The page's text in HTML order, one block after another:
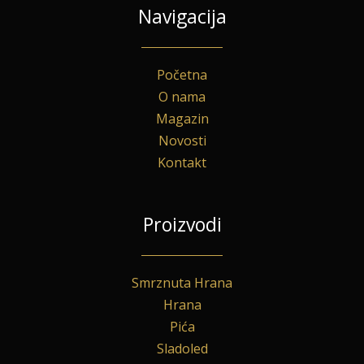
Navigacija
Početna
O nama
Magazin
Novosti
Kontakt
Proizvodi
Smrznuta Hrana
Hrana
Pića
Sladoled